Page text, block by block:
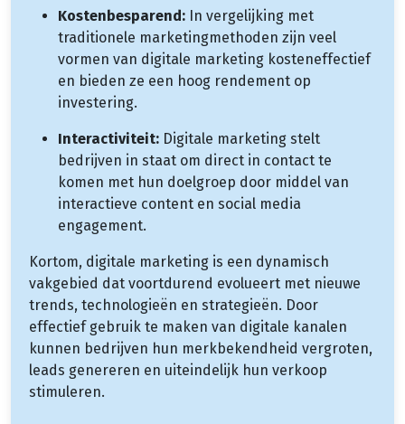
Kostenbesparend: In vergelijking met
traditionele marketingmethoden zijn veel
vormen van digitale marketing kosteneffectief
en bieden ze een hoog rendement op
investering.
Interactiviteit: Digitale marketing stelt
bedrijven in staat om direct in contact te
komen met hun doelgroep door middel van
interactieve content en social media
engagement.
Kortom, digitale marketing is een dynamisch
vakgebied dat voortdurend evolueert met nieuwe
trends, technologieën en strategieën. Door
effectief gebruik te maken van digitale kanalen
kunnen bedrijven hun merkbekendheid vergroten,
leads genereren en uiteindelijk hun verkoop
stimuleren.